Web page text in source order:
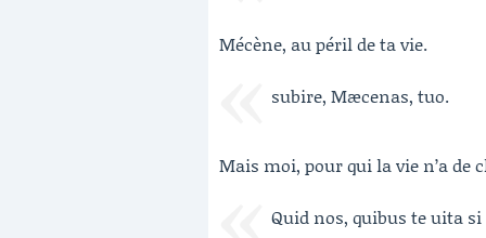
Mécène, au péril de ta vie.
subire, Mæcenas, tuo.
Mais moi, pour qui la vie n’a de
Quid nos, quibus te uita